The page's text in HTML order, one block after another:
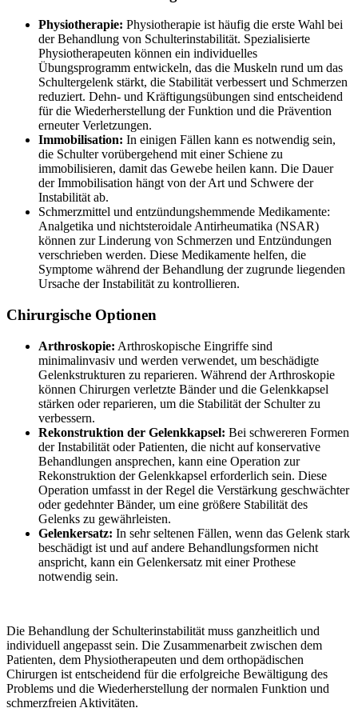
Physiotherapie: Physiotherapie ist häufig die erste Wahl bei
der Behandlung von Schulterinstabilität. Spezialisierte
Physiotherapeuten können ein individuelles
Übungsprogramm entwickeln, das die Muskeln rund um das
Schultergelenk stärkt, die Stabilität verbessert und Schmerzen
reduziert. Dehn- und Kräftigungsübungen sind entscheidend
für die Wiederherstellung der Funktion und die Prävention
erneuter Verletzungen.
Immobilisation: In einigen Fällen kann es notwendig sein,
die Schulter vorübergehend mit einer Schiene zu
immobilisieren, damit das Gewebe heilen kann. Die Dauer
der Immobilisation hängt von der Art und Schwere der
Instabilität ab.
Schmerzmittel und entzündungshemmende Medikamente:
Analgetika und nichtsteroidale Antirheumatika (NSAR)
können zur Linderung von Schmerzen und Entzündungen
verschrieben werden. Diese Medikamente helfen, die
Symptome während der Behandlung der zugrunde liegenden
Ursache der Instabilität zu kontrollieren.
Chirurgische Optionen
Arthroskopie: Arthroskopische Eingriffe sind
minimalinvasiv und werden verwendet, um beschädigte
Gelenkstrukturen zu reparieren. Während der Arthroskopie
können Chirurgen verletzte Bänder und die Gelenkkapsel
stärken oder reparieren, um die Stabilität der Schulter zu
verbessern.
Rekonstruktion der Gelenkkapsel: Bei schwereren Formen
der Instabilität oder Patienten, die nicht auf konservative
Behandlungen ansprechen, kann eine Operation zur
Rekonstruktion der Gelenkkapsel erforderlich sein. Diese
Operation umfasst in der Regel die Verstärkung geschwächter
oder gedehnter Bänder, um eine größere Stabilität des
Gelenks zu gewährleisten.
Gelenkersatz: In sehr seltenen Fällen, wenn das Gelenk stark
beschädigt ist und auf andere Behandlungsformen nicht
anspricht, kann ein Gelenkersatz mit einer Prothese
notwendig sein.
Die Behandlung der Schulterinstabilität muss ganzheitlich und
individuell angepasst sein. Die Zusammenarbeit zwischen dem
Patienten, dem Physiotherapeuten und dem orthopädischen
Chirurgen ist entscheidend für die erfolgreiche Bewältigung des
Problems und die Wiederherstellung der normalen Funktion und
schmerzfreien Aktivitäten.